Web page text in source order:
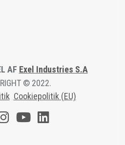
AF Exel Industries S.A
© 2022.
Cookiepolitik (EU)